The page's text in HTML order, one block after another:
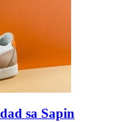
sa Sapin